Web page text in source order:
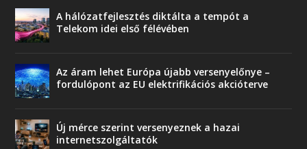
A hálózatfejlesztés diktálta a tempót a
Telekom idei első félévében
Az áram lehet Európa újabb versenyelőnye –
fordulópont az EU elektrifikációs akcióterve
Új mérce szerint versenyeznek a hazai
internetszolgáltatók